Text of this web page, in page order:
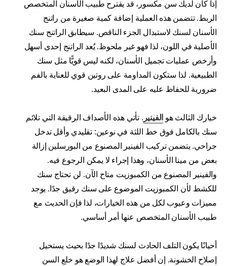
إذا كان لديك سن مكسور، قد يقترح طبيب الأسنان المتخصص
الربط. تتضمن هذه العملية إضافة كمية صغيرة من راتنج
الأسنان لسنك لاستبدال الجزء الناقص. سيطابق الراتنج سنك
الأصلية في اللون، لذا فهو غير ملحوظ. يُعد الراتنج إحدى أسهل
وأرخص عمليات تجميل الأسنان، لكنه ليس قويًّا مثل سنك
الطبيعية. لذا ستكون المداومة على روتين قوي للعناية بالفم
ضرورية للحفاظ عليه على المدى البعيد.
خيارك الثالث هو الفينير . تأتي هذه الأصداف الرقيقة التي تلائم
سنك بالكامل فوق خط اللثة في نوعين: تقليدي وأقل تدخل
جراحي. يتضمن تركيب الفينير المصنوع من البورسلين إزالة
بعض من مينا الأسنان، وهذا إجراء لا يمكن الرجوع فيه.
والفينير المصنوع من الكمبوزيت متاح الآن. لن تحتاج سنك
للكشط لأن الكمبوزيت الموضوع على سنك رقيق جدًا. يوجد
مميزات وعيوب لكل من هذه الخيارات، لذا فإن الحديث مع
طبيب الأسنان المتخصص عنها أمر أساسي.
أحيانًا يكون التلف الحادث لسنك شديدًا جدًا بحيث يستحيل
إصلاح الخشونة. إن أفضل علاج لهذا الوضع هو خلع السن